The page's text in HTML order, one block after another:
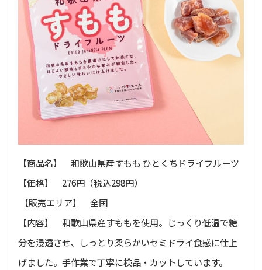
【商品名】 和歌山県産すもも ひとくちドライフルーツ
【価格】 276円（税込298円）
【販売エリア】 全国
【内容】 和歌山県産すももを使用。じっくり低温で糖
分を浸透させ、しっとり柔らかいセミドライ食感に仕上
げました。手作業で丁寧に検品・カットしています。